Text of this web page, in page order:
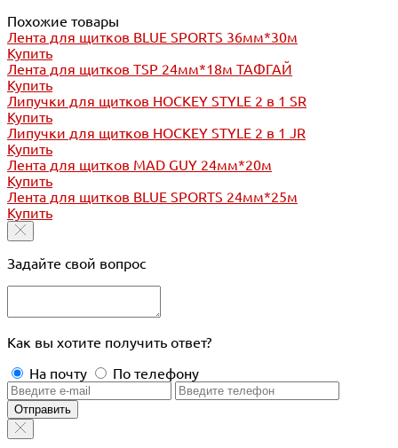
Похожие товары
Лента для щитков BLUE SPORTS 36мм*30м
Купить
Лента для щитков TSP 24мм*18м ТАФГАЙ
Купить
Липучки для щитков HOCKEY STYLE 2 в 1 SR
Купить
Липучки для щитков HOCKEY STYLE 2 в 1 JR
Купить
Лента для щитков MAD GUY 24мм*20м
Купить
Лента для щитков BLUE SPORTS 24мм*25м
Купить
Задайте свой вопрос
Как вы хотите получить ответ?
На почту
По телефону
Отправить